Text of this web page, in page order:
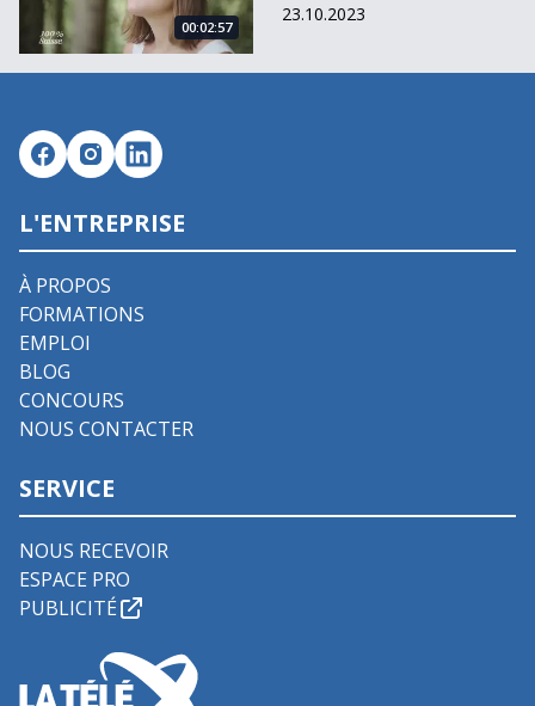
00:02:57
23.10.2023
L'ENTREPRISE
À PROPOS
FORMATIONS
EMPLOI
BLOG
CONCOURS
NOUS CONTACTER
SERVICE
NOUS RECEVOIR
ESPACE PRO
PUBLICITÉ